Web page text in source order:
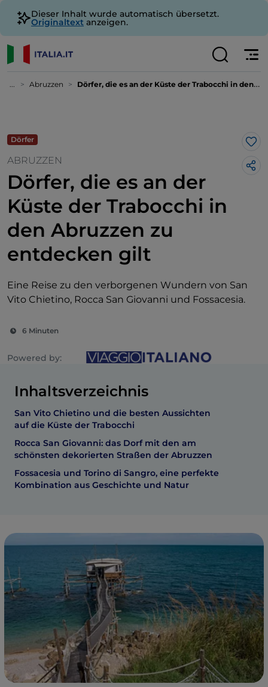
Dieser Inhalt wurde automatisch übersetzt.
Originaltext anzeigen.
... Abruzzen Dörfer, die es an der Küste der Trabocchi in den Abruzzen zu entdecken gilt
Dörfer
ABRUZZEN
Dörfer, die es an der
Küste der Trabocchi in
den Abruzzen zu
entdecken gilt
Eine Reise zu den verborgenen Wundern von San
Vito Chietino, Rocca San Giovanni und Fossacesia.
6 Minuten
Powered by:
Inhaltsverzeichnis
San Vito Chietino und die besten Aussichten
auf die Küste der Trabocchi
Rocca San Giovanni: das Dorf mit den am
schönsten dekorierten Straßen der Abruzzen
Fossacesia und Torino di Sangro, eine perfekte
Kombination aus Geschichte und Natur